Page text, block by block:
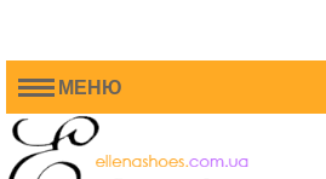
МЕНЮ